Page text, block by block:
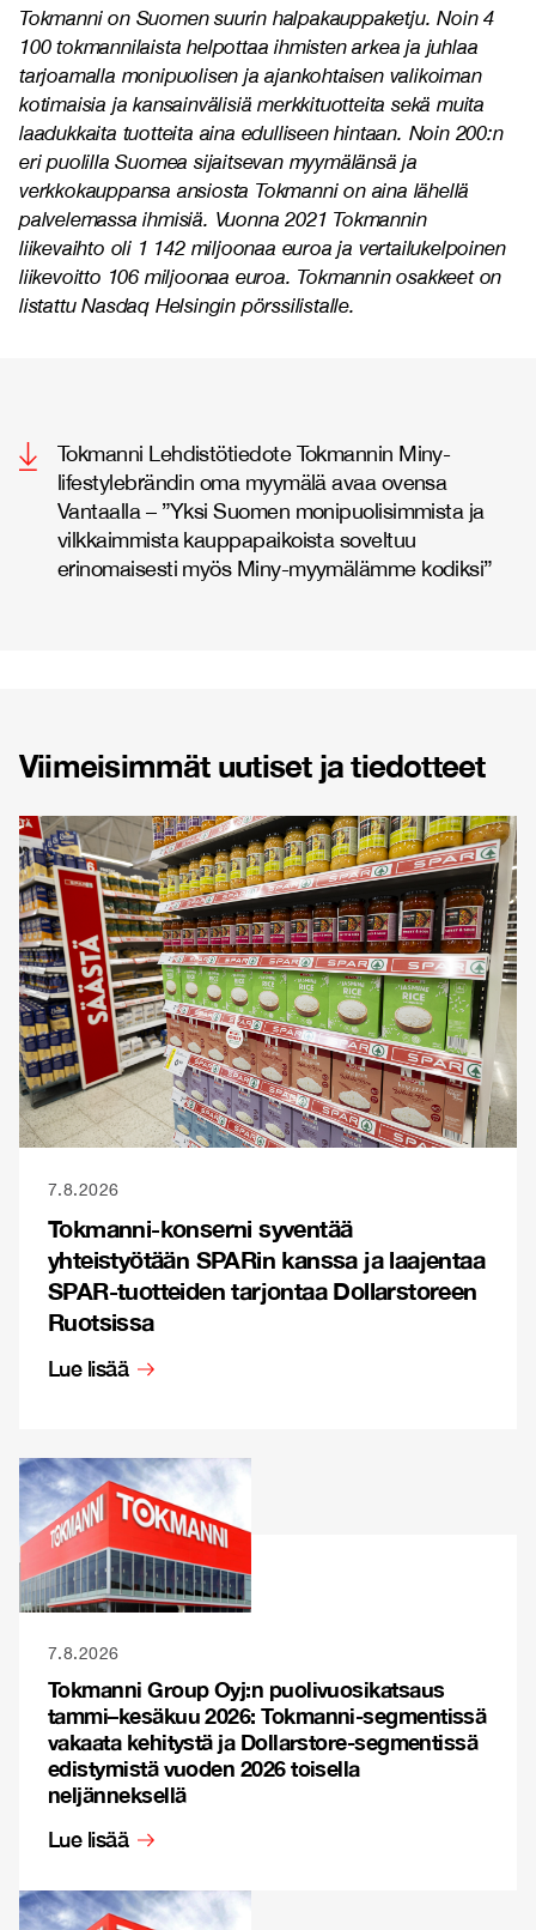
Tokmanni on Suomen suurin halpakauppaketju. Noin 4
100 tokmannilaista helpottaa ihmisten arkea ja juhlaa
tarjoamalla monipuolisen ja ajankohtaisen valikoiman
kotimaisia ja kansainvälisiä merkkituotteita sekä muita
laadukkaita tuotteita aina edulliseen hintaan. Noin 200:n
eri puolilla Suomea sijaitsevan myymälänsä ja
verkkokauppansa ansiosta Tokmanni on aina lähellä
palvelemassa ihmisiä. Vuonna 2021 Tokmannin
liikevaihto oli 1 142 miljoonaa euroa ja vertailukelpoinen
liikevoitto 106 miljoonaa euroa. Tokmannin osakkeet on
listattu Nasdaq Helsingin pörssilistalle.
Tokmanni Lehdistötiedote Tokmannin Miny-
lifestylebrändin oma myymälä avaa ovensa
Vantaalla – ”Yksi Suomen monipuolisimmista ja
vilkkaimmista kauppapaikoista soveltuu
erinomaisesti myös Miny-myymälämme kodiksi”
Viimeisimmät uutiset ja tiedotteet
7.8.2026
Tokmanni-konserni syventää
yhteistyötään SPARin kanssa ja laajentaa
SPAR-tuotteiden tarjontaa Dollarstoreen
Ruotsissa
Lue lisää
7.8.2026
Tokmanni Group Oyj:n puolivuosikatsaus
tammi–kesäkuu 2026: Tokmanni-segmentissä
vakaata kehitystä ja Dollarstore-segmentissä
edistymistä vuoden 2026 toisella
neljänneksellä
Lue lisää